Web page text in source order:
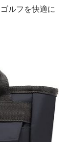
ルフを快適に